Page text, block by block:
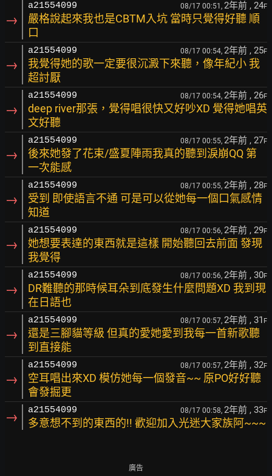
→
a21554099 08/17 00:51, 2年前 , 24F
嚴格說起來我也是CBTM入坑 當時只覺得好聽 順
口
→
a21554099 08/17 00:54, 2年前 , 25F
我覺得她的歌一定要很沉澱下來聽，像年紀小 我
超討厭
→
a21554099 08/17 00:54, 2年前 , 26F
deep river那張，覺得唱很快又好吵XD 覺得她唱英
文好聽
→
a21554099 08/17 00:55, 2年前 , 27F
後來她發了花束/盛夏陣雨我真的聽到淚崩QQ 第
一次能感
→
a21554099 08/17 00:55, 2年前 , 28F
受到 即使語言不通 可是可以從她每一個口氣感情
知道
→
a21554099 08/17 00:56, 2年前 , 29F
她想要表達的東西就是這樣 開始聽回去前面 發現
我覺得
→
a21554099 08/17 00:56, 2年前 , 30F
DR難聽的那時候耳朵到底發生什麼問題XD 我到現
在日語也
→
a21554099 08/17 00:57, 2年前 , 31 F
還是三腳貓等級 但真的愛她愛到我每一首新歌聽
到直接能
→
a21554099 08/17 00:57, 2年前 , 32F
空耳唱出來XD 模仿她每一個發音~~ 原PO好好聽
會發掘更
→ a21554099 08/17 00:58, 2年前 , 33F
多意想不到的東西的!! 歡迎加入光迷大家族阿~~~
廣告